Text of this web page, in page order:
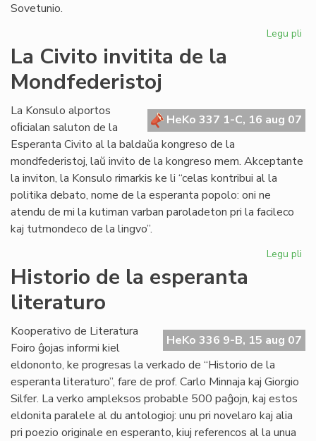
Sovetunio.
Legu pli
La Civito invitita de la
Mondfederistoj
HeKo 337 1-C, 16 aug 07
La Konsulo alportos
oﬁcialan saluton de la
Esperanta Civito al la baldaŭa kongreso de la
mondfederistoj, laŭ invito de la kongreso mem. Akceptante
la inviton, la Konsulo rimarkis ke li “celas kontribui al la
politika debato, nome de la esperanta popolo: oni ne
atendu de mi la kutiman varban paroladeton pri la facileco
kaj tutmondeco de la lingvo”.
Legu pli
la
Historio de la esperanta
literaturo
HeKo 336 9-B, 15 aug 07
Kooperativo de Literatura
Foiro ĝojas informi kiel
eldononto, ke progresas la verkado de “Historio de la
esperanta literaturo”, fare de prof. Carlo Minnaja kaj Giorgio
Silfer. La verko ampleksos probable 500 paĝojn, kaj estos
eldonita paralele al du antologioj: unu pri novelaro kaj alia
pri poezio originale en esperanto, kiuj referencos al la unua